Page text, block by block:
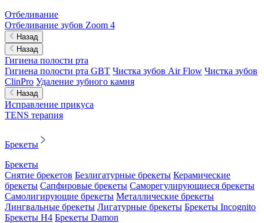
Отбеливание
Отбеливание зубов Zoom 4
Назад
Назад
Гигиена полости рта
Гигиена полости рта GBT Чистка зубов Air Flow Чистка зубов
ClinPro Удаление зубного камня
Назад
Исправление прикуса
TENS терапия
Брекеты
Брекеты
Снятие брекетов Безлигатурные брекеты Керамические
брекеты Сапфировые брекеты Саморегулирующиеся брекеты
Самолигирующие брекеты Металлические брекеты
Лингвальные брекеты Лигатурные брекеты Брекеты Incognito
Брекеты H4 Брекеты Damon